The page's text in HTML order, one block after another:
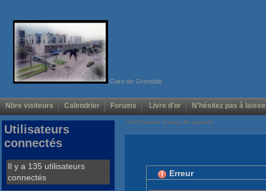
Gare de Grenoble
Nbre visiteurs Calendrier Forums Livre d'or N'hésitez pas à
Voir/Cacher menus de gauche
Erreur
Utilisateurs
connectés
Il y a 135 utilisateurs
connectés